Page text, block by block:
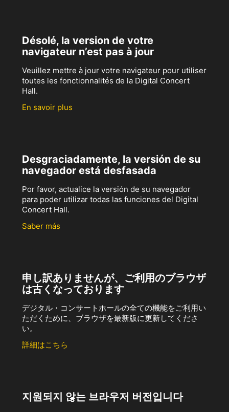
Désolé, la version de votre
navigateur n’est pas à jour
Veuillez mettre à jour votre navigateur pour utiliser
toutes les fonctionnalités de la Digital Concert
Hall.
En savoir plus
Desgraciadamente, la versión de su
navegador está desfasada
Por favor, actualice la versión de su navegador
para poder utilizar todas las funciones del Digital
Concert Hall.
Saber más
申し訳ありませんが、ご利用のブラウザ
は古くなっております
デジタル・コンサートホールの全ての機能をご利用い
ただくために、ブラウザを最新版に更新してくださ
い。
詳細はこちら
지원되지 않는 브라우저 버전입니다